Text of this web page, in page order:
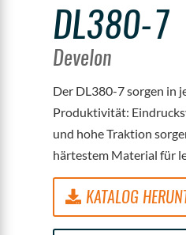
DL380-7
Develon
Der DL380-7 sorgen in
Produktivität:
und hohe Traktion
härtestem Material für
KATALOG